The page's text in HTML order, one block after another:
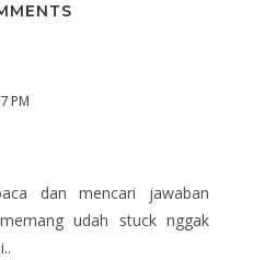
PM
dan mencari jawaban
udah stuck nggak